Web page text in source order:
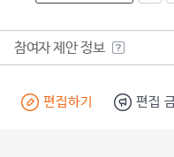
참여자 제안 정보
편집하기 편집